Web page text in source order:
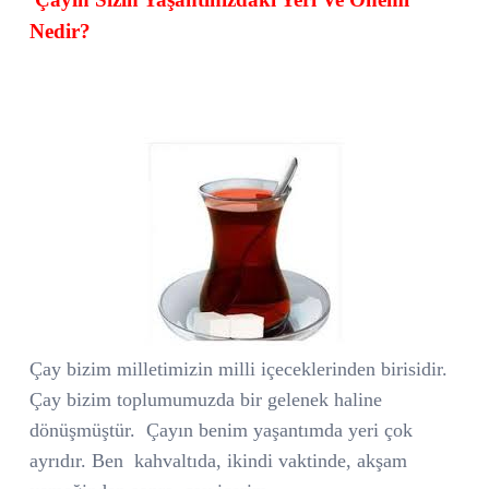
Nedir?
Çay bizim milletimizin milli içeceklerinden birisidir.
Çay bizim toplumumuzda bir gelenek haline
dönüşmüştür. Çayın benim yaşantımda yeri çok
ayrıdır. Ben kahvaltıda, ikindi vaktinde, akşam